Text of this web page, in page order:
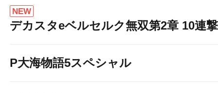
NEW
デカスタeベルセルク無双第2章 10連
P大海物語5スペシャル